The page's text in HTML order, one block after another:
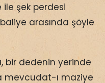
şek perdesi
arasında şöyle
bir dedenin yerinde
mevcudat-ı maziye